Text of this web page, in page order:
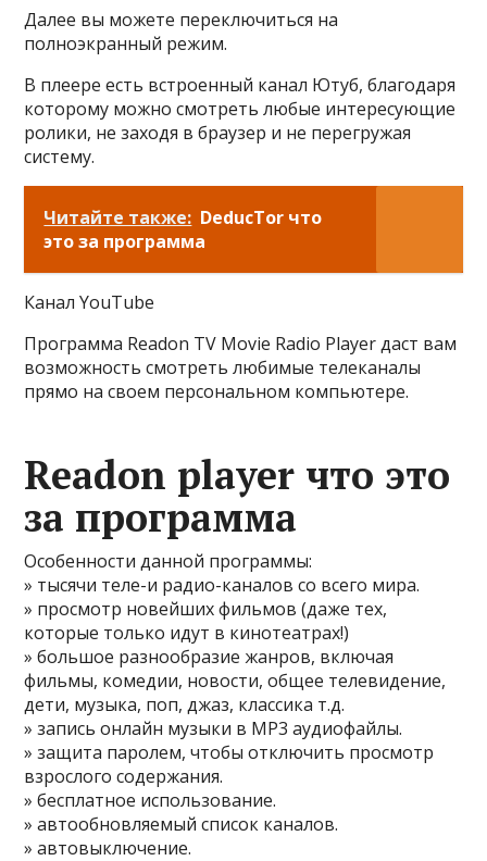
Далее вы можете переключиться на
полноэкранный режим.
В плеере есть встроенный канал Ютуб, благодаря
которому можно смотреть любые интересующие
ролики, не заходя в браузер и не перегружая
систему.
Читайте также: DeducTor что
это за программа
Канал YouTube
Программа Readon TV Movie Radio Player даст вам
возможность смотреть любимые телеканалы
прямо на своем персональном компьютере.
Readon player что это
за программа
Особенности данной программы:
» тысячи теле-и радио-каналов со всего мира.
» просмотр новейших фильмов (даже тех,
которые только идут в кинотеатрах!)
» большое разнообразие жанров, включая
фильмы, комедии, новости, общее телевидение,
дети, музыка, поп, джаз, классика т.д.
» запись онлайн музыки в MP3 аудиофайлы.
» защита паролем, чтобы отключить просмотр
взрослого содержания.
» бесплатное использование.
» автообновляемый список каналов.
» автовыключение.